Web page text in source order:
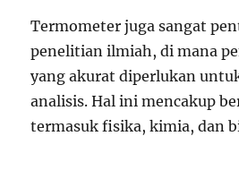
Termometer juga sangat
penelitian ilmiah, di mana
yang akurat diperlukan
analisis. Hal ini mencakup
termasuk fisika, kimia, dan